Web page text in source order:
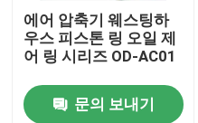
우리 에 관한 것
공장 투어
에어 압축기 웨스팅하
우스 피스톤 링 오일 제
어 링 시리즈 OD-AC01
문의 보내기